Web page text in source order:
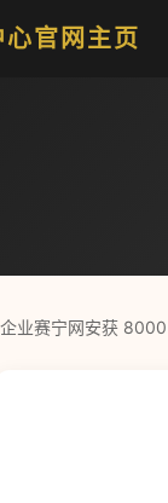
官网主页
业赛宁网安获